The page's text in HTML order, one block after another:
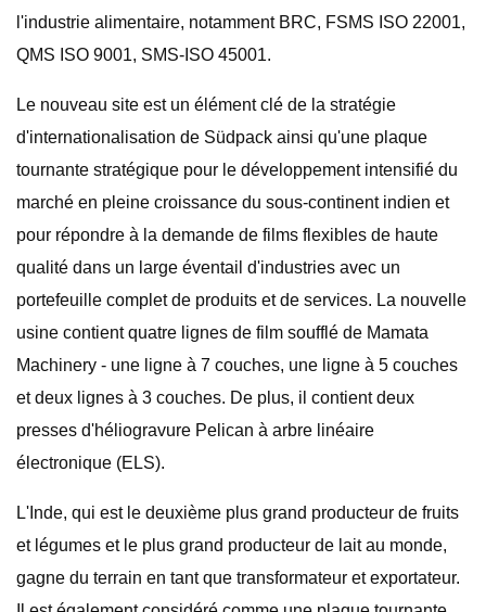
l'industrie alimentaire, notamment BRC, FSMS ISO 22001,
QMS ISO 9001, SMS-ISO 45001.
Le nouveau site est un élément clé de la stratégie
d'internationalisation de Südpack ainsi qu'une plaque
tournante stratégique pour le développement intensifié du
marché en pleine croissance du sous-continent indien et
pour répondre à la demande de films flexibles de haute
qualité dans un large éventail d'industries avec un
portefeuille complet de produits et de services. La nouvelle
usine contient quatre lignes de film soufflé de Mamata
Machinery - une ligne à 7 couches, une ligne à 5 couches
et deux lignes à 3 couches. De plus, il contient deux
presses d'héliogravure Pelican à arbre linéaire
électronique (ELS).
L'Inde, qui est le deuxième plus grand producteur de fruits
et légumes et le plus grand producteur de lait au monde,
gagne du terrain en tant que transformateur et exportateur.